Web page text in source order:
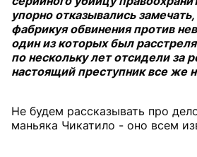
упорно отказывались
фабрикуя обвинения против
один из которых был
по нескольку лет отсидели за
настоящий преступник все же
Не будем рассказывать про
маньяка Чикатило - оно всем